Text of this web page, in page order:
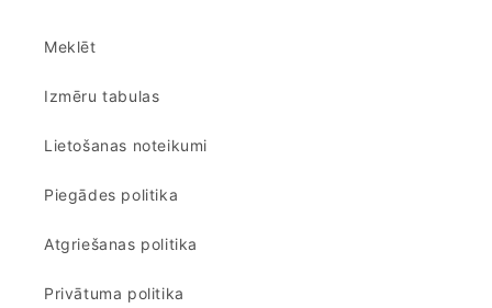
Meklēt
Izmēru tabulas
Lietošanas noteikumi
Piegādes politika
Atgriešanas politika
Privātuma politika